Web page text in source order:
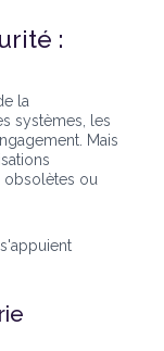
:
la
systèmes, les
Mais
obsolètes ou